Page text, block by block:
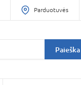
Parduotuvės
Paieška